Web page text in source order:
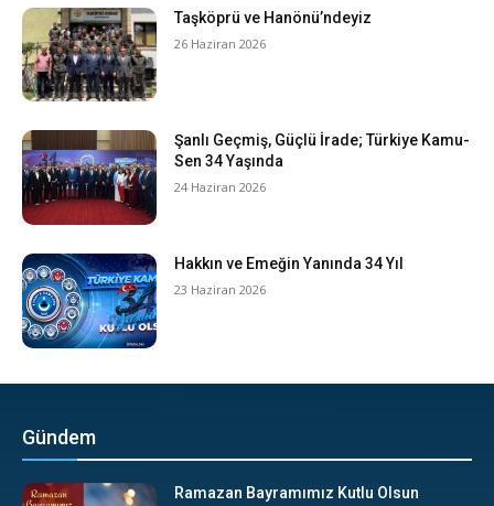
Taşköprü ve Hanönü’ndeyiz
26 Haziran 2026
Şanlı Geçmiş, Güçlü İrade; Türkiye Kamu-
Sen 34 Yaşında
24 Haziran 2026
Hakkın ve Emeğin Yanında 34 Yıl
23 Haziran 2026
Gündem
Ramazan Bayramımız Kutlu Olsun